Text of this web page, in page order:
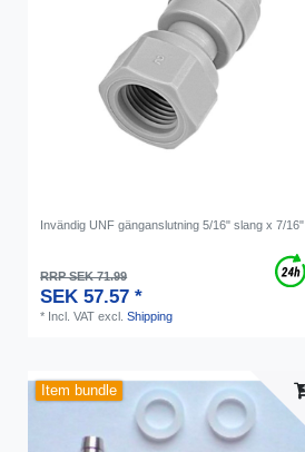
Invändig UNF gänganslutning 5/16" slang x 7/16"
RRP SEK 71.99
SEK 57.57 *
* Incl. VAT excl.Shipping
Item bundle